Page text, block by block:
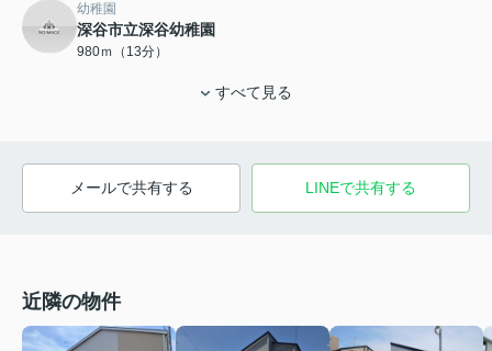
幼稚園
深谷市立深谷幼稚園
980ｍ（13分）
すべて見る
メールで共有する LINEで共有する
近隣の物件